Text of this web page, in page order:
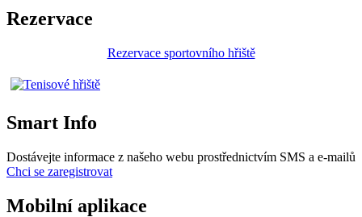
Rezervace
Rezervace sportovního hřiště
Smart Info
Dostávejte informace z našeho webu prostřednictvím SMS a e-mailů
Chci se zaregistrovat
Mobilní aplikace